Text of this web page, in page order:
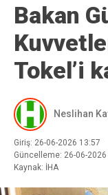
Bakan
Tokel’i
Neslihan
Giriş: 26-06-2026 13:57
Güncelleme: 26-06-2026
Kaynak: İHA